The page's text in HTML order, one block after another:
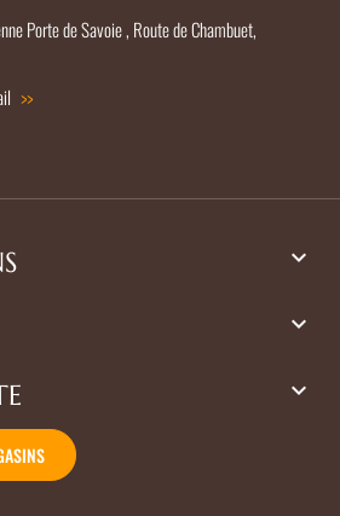
Porte de Savoie , Route de Chambuet,


